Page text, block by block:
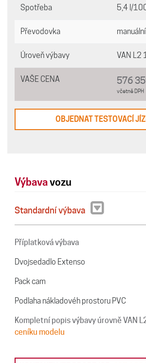
Spotřeba 5,4 l/
Převodovka
Úroveň výbavy VAN L2
VAŠE CENA 576
včetně DPH
OBJEDNAT TESTOVACÍ
Výbavavozu
Standardní výbava
Příplatková výbava
Dvojsedadlo Extenso
Pack cam
Podlaha nákladovéh prostoru PVC
Kompletní popis výbavy úrovně VAN
ceníku modelu